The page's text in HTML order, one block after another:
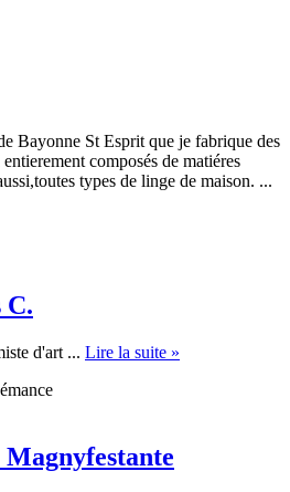
Bayonne St Esprit que je fabrique des
composés de matiéres
types de linge de maison. ...
C.
d'art ... Lire la suite »